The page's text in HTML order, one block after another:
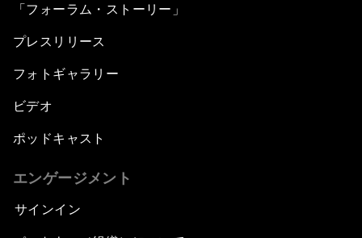
「フォーラム・ストーリー」
プレスリリース
フォトギャラリー
ビデオ
ポッドキャスト
エンゲージメント
サインイン